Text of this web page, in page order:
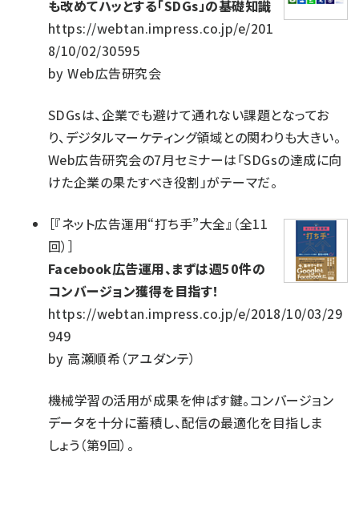
も改めてハッとする「SDGs」の基礎知識
https://webtan.impress.co.jp/e/201
8/10/02/30595
byWeb広告研究会
SDGsは、企業でも避けて通れない課題となってお
り、デジタルマーケティング領域との関わりも大きい。
Web広告研究会の7月セミナーは「SDGsの達成に向
けた企業の果たすべき役割」がテーマだ。
［『ネット広告運用“打ち手”大全』（全11
回） ］
Facebook広告運用、まずは週50件の
コンバージョン獲得を目指す！
https://webtan.impress.co.jp/e/2018/10/03/29
949
by高瀬順希（アユダンテ）
機械学習の活用が成果を伸ばす鍵。コンバージョン
データを十分に蓄積し、配信の最適化を目指しま
しょう（第9回）。